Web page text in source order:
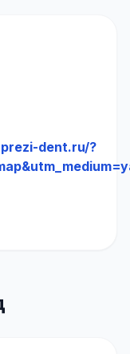
dent.ru/?